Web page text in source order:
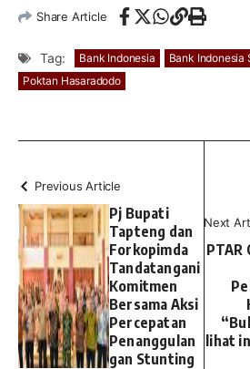
Share Article
Tag: Bank Indonesia Bank Indonesia
Poktan Hasaradodo
Previous Article
Pj Bupati
Tapteng dan
Forkopimda
Tandatangani
Komitmen
Bersama Aksi
Percepatan
Penanggulan
gan Stunting
Next
PTAR
lihat